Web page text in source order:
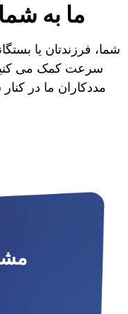
ما به
شما، فرزندتان یا
سرعت کمک می کنیم
مددکاران ما در